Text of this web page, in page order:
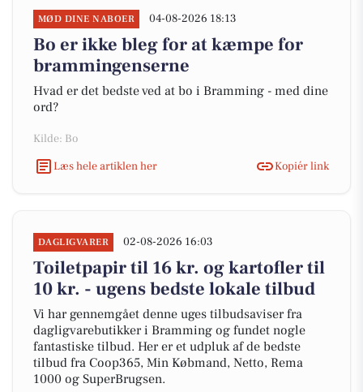
MØD DINE NABOER 04-08-2026 18:13
Bo er ikke bleg for at kæmpe for
brammingenserne
Hvad er det bedste ved at bo i Bramming - med dine
ord?
Kilde: Bo
Læs hele artiklen her
Kopiér link
DAGLIGVARER 02-08-2026 16:03
Toiletpapir til 16 kr. og kartofler til
10 kr. - ugens bedste lokale tilbud
Vi har gennemgået denne uges tilbudsaviser fra
dagligvarebutikker i Bramming og fundet nogle
fantastiske tilbud. Her er et udpluk af de bedste
tilbud fra Coop365, Min Købmand, Netto, Rema
1000 og SuperBrugsen.